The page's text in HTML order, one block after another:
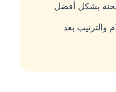
بشكل أفضل
والترتيب بعد